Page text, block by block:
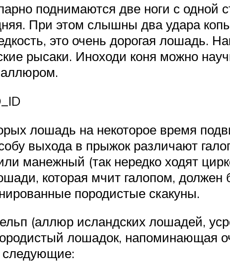
поднимаются две ноги с одной
При этом слышны два удара
это очень дорогая лошадь.
рысаки. Иноходи коня можно
аллюром.
лошадь на некоторое время
выхода в прыжок различают
манежный (так нередко ходят
которая мчит галопом,
породистые скакуны.
(аллюр исландских лошадей,
лошадок, напоминающая
следующие: